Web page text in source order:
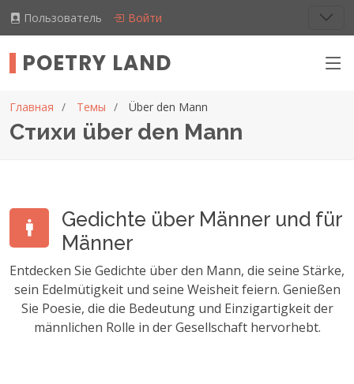
Пользователь Войти
POETRY LAND
Главная Темы Über den Mann
Стихи über den Mann
Gedichte über Männer und für
Männer
Entdecken Sie Gedichte über den Mann, die seine Stärke,
sein Edelmütigkeit und seine Weisheit feiern. Genießen
Sie Poesie, die die Bedeutung und Einzigartigkeit der
männlichen Rolle in der Gesellschaft hervorhebt.